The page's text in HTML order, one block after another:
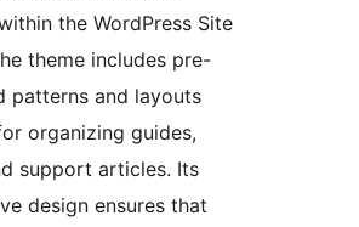
the WordPress Site
theme includes pre-
patterns and layouts
organizing guides,
support articles. Its
design ensures that